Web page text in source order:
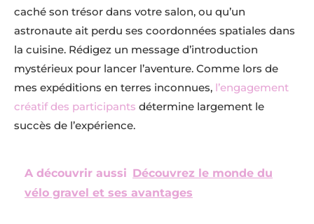
caché son trésor dans votre salon, ou qu’un
astronaute ait perdu ses coordonnées spatiales dans
la cuisine. Rédigez un message d’introduction
mystérieux pour lancer l’aventure. Comme lors de
mes expéditions en terres inconnues, l’engagement
créatif des participants détermine largement le
succès de l’expérience.
A découvrir aussi Découvrez le monde du
vélo gravel et ses avantages